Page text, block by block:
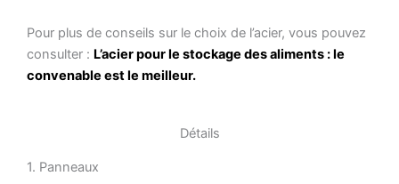
Pour plus de conseils sur le choix de l’acier, vous pouvez
consulter : L’acier pour le stockage des aliments : le
convenable est le meilleur.
Détails
1. Panneaux